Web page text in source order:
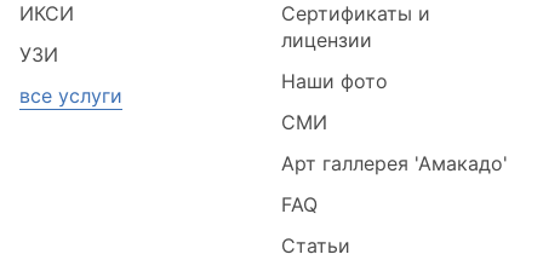
ИКСИ
УЗИ
все услуги
Сертификаты и
лицензии
Наши фото
СМИ
Арт галлерея 'Амакадо'
FAQ
Статьи